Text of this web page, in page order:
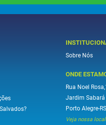
Sobre Nós
ONDE
Rua Noel
Jardim Sabará
Porto Alegre-RS
Veja nossa